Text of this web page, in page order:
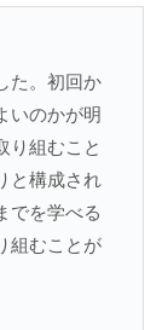
た。初回か
いのかが明
り組むこと
と構成され
でを学べる
組むことが